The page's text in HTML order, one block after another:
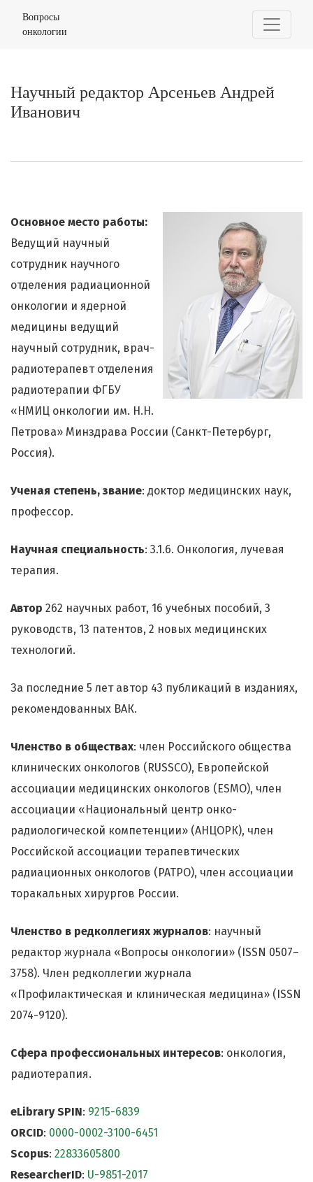
Научный редактор Арсеньев Андрей Иванович
Вопросы
онкологии
Научный редактор Арсеньев Андрей
Иванович
Основное место работы:
Ведущий научный
сотрудник научного
отделения радиационной
онкологии и ядерной
медицины ведущий
научный сотрудник, врач-
радиотерапевт отделения
радиотерапии ФГБУ
«НМИЦ онкологии им. Н.Н.
Петрова» Минздрава России (Санкт-Петербург,
Россия).
Ученая степень, звание: доктор медицинских наук,
профессор.
Научная специальность: 3.1.6. Онкология, лучевая
терапия.
Автор 262 научных работ, 16 учебных пособий, 3
руководств, 13 патентов, 2 новых медицинских
технологий.
За последние 5 лет автор 43 публикаций в изданиях,
рекомендованных ВАК.
Членство в обществах: член Российского общества
клинических онкологов (RUSSCO), Европейской
ассоциации медицинских онкологов (ESMO), член
ассоциации «Национальный центр онко-
радиологической компетенции» (АНЦОРК), член
Российской ассоциации терапевтических
радиационных онкологов (РАТРО), член ассоциации
торакальных хирургов России.
Членство в редколлегиях журналов: научный
редактор журнала «Вопросы онкологии» (ISSN 0507–
3758). Член редколлегии журнала
«Профилактическая и клиническая медицина» (ISSN
2074-9120).
Сфера профессиональных интересов: онкология,
радиотерапия.
eLibrary SPIN: 9215-6839
ORCID: 0000-0002-3100-6451
Scopus: 22833605800
ResearcherID: U-9851-2017